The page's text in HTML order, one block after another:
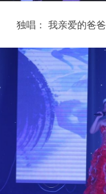
独唱： 我亲爱的爸爸